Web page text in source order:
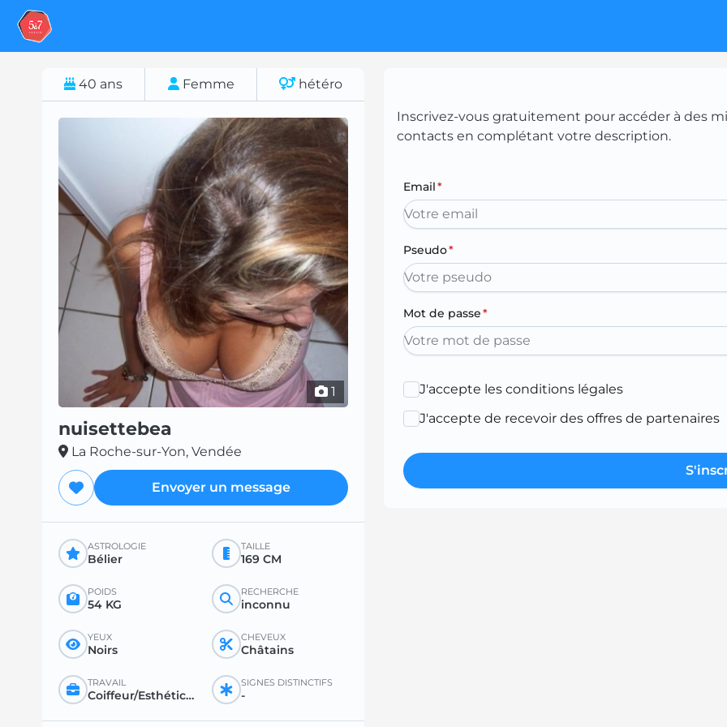
40 ans Femme hétéro
1
nuisettebea
La Roche-sur-Yon, Vendée
Envoyer un message
ASTROLOGIE
Bélier
TAILLE
169 CM
POIDS
54 KG
RECHERCHE
inconnu
YEUX
Noirs
CHEVEUX
Châtains
TRAVAIL
Coiffeur/Esthéticienne
SIGNES DISTINCTIFS
-
Inscrivez-vous gratuitement pour accéder à des
contacts en complétant votre description.
Email*
Pseudo*
Mot de passe*
J'accepte les conditions légales
J'accepte de recevoir des offres de partenaires